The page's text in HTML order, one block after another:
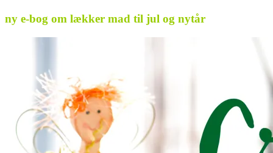
ny e-bog om lækker mad til jul og nytår